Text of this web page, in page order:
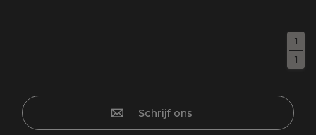
1
1
Schrijf ons